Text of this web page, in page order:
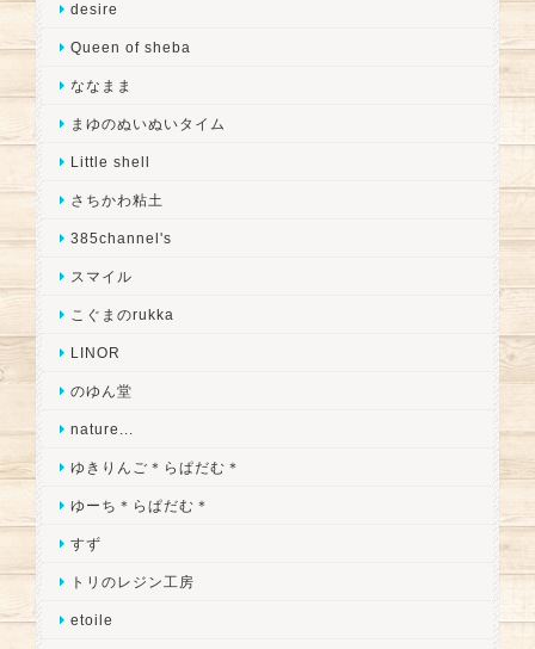
desire
Queen of sheba
ななまま
まゆのぬいぬいタイム
Little shell
さちかわ粘土
385channel's
スマイル
こぐまのrukka
LINOR
のゆん堂
nature...
ゆきりんご＊らぱだむ＊
ゆーち＊らぱだむ＊
すず
トリのレジン工房
etoile